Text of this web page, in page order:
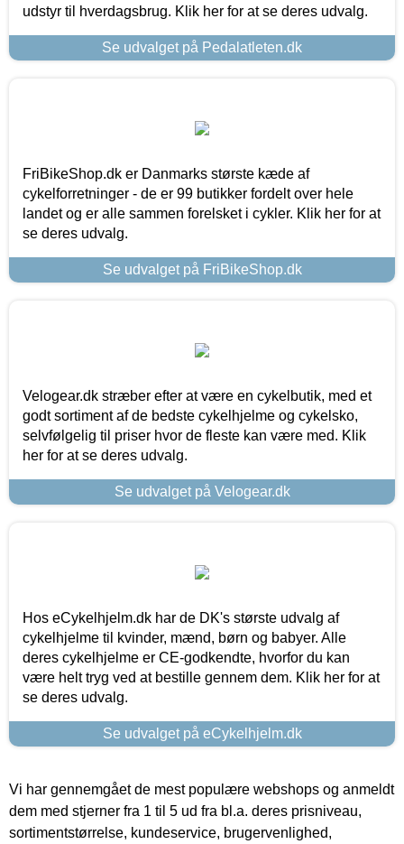
udstyr til hverdagsbrug. Klik her for at se deres udvalg.
Se udvalget på Pedalatleten.dk
FriBikeShop.dk er Danmarks største kæde af
cykelforretninger - de er 99 butikker fordelt over hele
landet og er alle sammen forelsket i cykler. Klik her for at
se deres udvalg.
Se udvalget på FriBikeShop.dk
Velogear.dk stræber efter at være en cykelbutik, med et
godt sortiment af de bedste cykelhjelme og cykelsko,
selvfølgelig til priser hvor de fleste kan være med. Klik
her for at se deres udvalg.
Se udvalget på Velogear.dk
Hos eCykelhjelm.dk har de DK's største udvalg af
cykelhjelme til kvinder, mænd, børn og babyer. Alle
deres cykelhjelme er CE-godkendte, hvorfor du kan
være helt tryg ved at bestille gennem dem. Klik her for at
se deres udvalg.
Se udvalget på eCykelhjelm.dk
Vi har gennemgået de mest populære webshops og anmeldt
dem med stjerner fra 1 til 5 ud fra bl.a. deres prisniveau,
sortimentstørrelse, kundeservice, brugervenlighed,